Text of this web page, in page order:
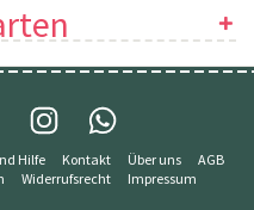
Hilfe Kontakt Über uns
AGB
Widerrufsrecht Impressum